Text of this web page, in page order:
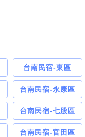
台南民宿-東區
台南民宿-永康區
台南民宿-七股區
台南民宿-官田區